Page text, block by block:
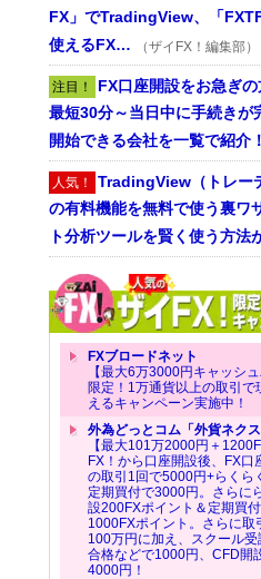
FX」でTradingView、「
使えるFX…
（ザイFX！編集部）
注目！ FX口座開設をお急ぎの
最短30分～当日中に手続きが
開始できる会社を一覧で紹介！
人気！ TradingView（トレー
の有料機能を無料で使う裏ワ
ト分析ツールを賢く使う方法
FXブロードネット
【最大6万3000円キャッシ
限定！1万通貨以上の取引で
えるキャンペーン実施中！
外為どっとコム「外貨ネクス
【最大101万2000円＋
FX！から口座開設後、FX口
の取引1回で5000円+らくら
定期買付で3000円。さらに
設200FXポイント＆定期買
1000FXポイント。さらに取
100万円に加え、スクール受
合格などで1000円、CFD開
4000円！